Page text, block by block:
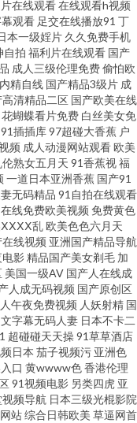
播放 爱豆成人网站 成人三
频总站 国产ts在线 韩国成a
97色伦影院 AV天堂资源 东
AV 另类Av色五月 欧美群p
人品 精品国产乱 美国另类
州色色影院 91网站久久 aV
久草福利 欧美肏屄视频在
品一二 波多野结衣九区 九
草 人妻午夜 日韩一级免费
午夜免费福利影院 日韩色
利 日韩羞羞网站 亚洲狼人
在线观看在线观看h视频
观看 足交在线播放91 丁
本一级婬片 久久免费手机
自拍 福利片在线观看 国产
成人三级伦理免费偷怕欧
精自线 国产精品3级片 成
高清精品二区 国产欧美在线
花蝴蝶看片免费 白丝美女免
91插插库97超碰大香蕉 户
频 成人动漫网站观看欧美
伦熟女五月天 91香蕉视福
一道日本亚洲香蕉 国产91
妻无码精品 91自拍在线观看
在线免费欧美视频 免费黄色
ⅩⅩⅩⅩ乱欧美色色六月天
线视频 亚洲国产精品导航
电影精品国产美女剃毛 加
美国一级AV 国产人在线成
人成无码视频 国产原创区
午夜免费视频 人妖射精 国
字幕无码人妻 日本不卡二
超碰碰天天操91草草酒店
日本 茄子视频污 亚洲色
口 黄wwww色香港伦理
91视频电影 另类四虎 亚
频导航 日本三级光棍影院
站综合日韩欧美 草逼网首